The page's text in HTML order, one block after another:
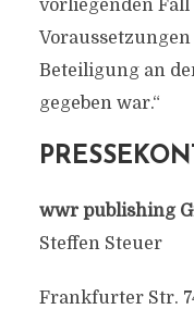
vorliegenden
Beteiligung an
gegeben war.“
wwr publishing
Steffen Steuer
Frankfurter Str.